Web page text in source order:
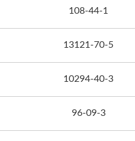
108-44-1
13121-70-5
10294-40-3
96-09-3